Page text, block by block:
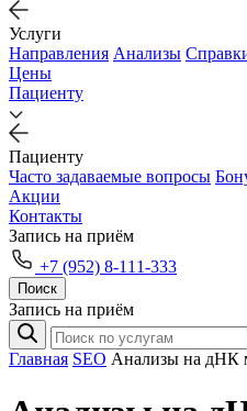
Услуги
Направления Анализы
Цены
Пациенту
Пациенту
Часто задаваемые вопросы
Акции
Контакты
Запись на приём
+7 (952) 8-111-333
Поиск
Запись на приём
Главная SEO Анализы на дНК